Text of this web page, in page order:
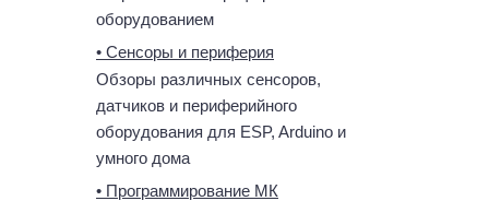
оборудованием
• Сенсоры и периферия
Обзоры различных сенсоров,
датчиков и периферийного
оборудования для ESP, Arduino и
умного дома
• Программирование МК